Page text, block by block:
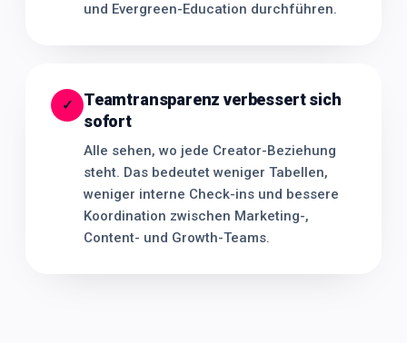
und Evergreen-Education durchführen.
✓
Teamtransparenz verbessert sich
sofort
Alle sehen, wo jede Creator-Beziehung
steht. Das bedeutet weniger Tabellen,
weniger interne Check-ins und bessere
Koordination zwischen Marketing-,
Content- und Growth-Teams.